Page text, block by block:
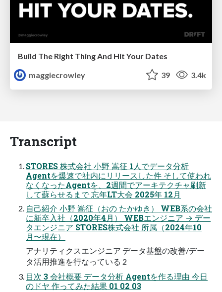
Build The Right Thing And Hit Your Dates
maggiecrowley
39 3.4k
Transcript
STORES 株式会社 小野 嵩征 1人でデータ分析
Agentを爆速で社内にリリースした件 そして使われ
なくなったAgentを、2週間でアーキテクチャ刷新
して蘇らせるまで 忘年LT大会 2025年 12月
自己紹介 小野 嵩征（おの たかゆき） WEB系の会社
に新卒入社（2020年4月） WEBエンジニア → デー
タエンジニア STORES株式会社 所属（2024年10
月〜現在）
アナリティクスエンジニア データ基盤の改善/デー
タ活用推進を行なっている 2
目次 3 会社概要 データ分析 Agentを作る理由 今日
のドヤ 作ってみた結果 01 02 03